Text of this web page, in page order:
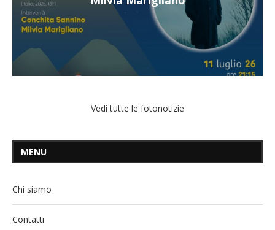
Vedi tutte le fotonotizie
MENU
Chi siamo
Contatti